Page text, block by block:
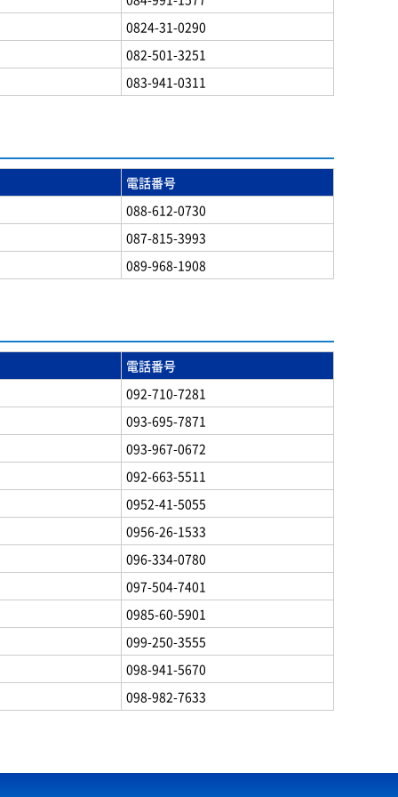
0824-31-0290
082-501-3251
083-941-0311
電話番号
088-612-0730
087-815-3993
089-968-1908
電話番号
092-710-7281
093-695-7871
093-967-0672
092-663-5511
0952-41-5055
0956-26-1533
096-334-0780
097-504-7401
0985-60-5901
099-250-3555
098-941-5670
098-982-7633